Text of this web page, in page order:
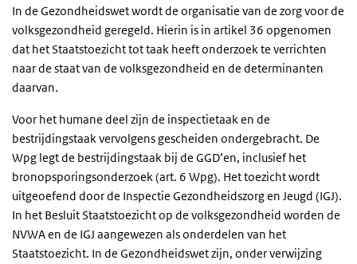
In de Gezondheidswet wordt de organisatie van de zorg voor de
volksgezondheid geregeld. Hierin is in artikel 36 opgenomen
dat het Staatstoezicht tot taak heeft onderzoek te verrichten
naar de staat van de volksgezondheid en de determinanten
daarvan.
Voor het humane deel zijn de inspectietaak en de
bestrijdingstaak vervolgens gescheiden ondergebracht. De
Wpg legt de bestrijdingstaak bij de GGD’en, inclusief het
bronopsporingsonderzoek (art. 6 Wpg). Het toezicht wordt
uitgeoefend door de Inspectie Gezondheidszorg en Jeugd (IGJ).
In het Besluit Staatstoezicht op de volksgezondheid worden de
NVWA en de IGJ aangewezen als onderdelen van het
Staatstoezicht. In de Gezondheidswet zijn, onder verwijzing